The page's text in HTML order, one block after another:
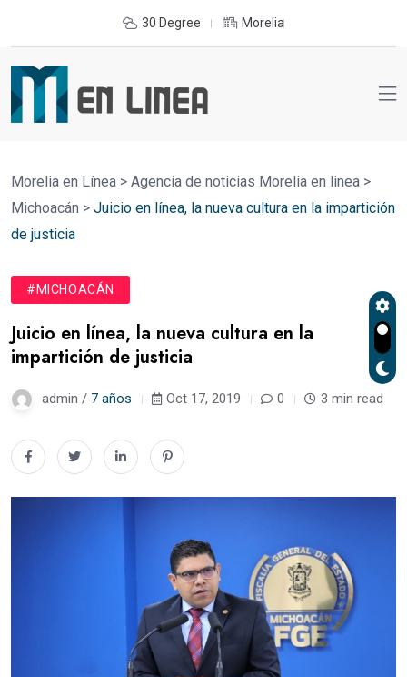
30 Degree Morelia
Morelia en Línea > Agencia de noticias Morelia en linea >
Michoacán > Juicio en línea, la nueva cultura en la impartición
de justicia
#MICHOACÁN
Juicio en línea, la nueva cultura en la
impartición de justicia
admin / 7 años Oct 17, 2019 0 3 min read